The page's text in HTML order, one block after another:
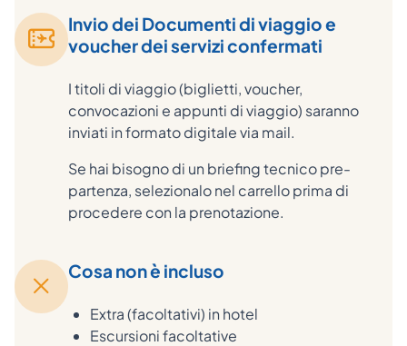
Invio dei Documenti di viaggio e
voucher dei servizi confermati
I titoli di viaggio (biglietti, voucher,
convocazioni e appunti di viaggio) saranno
inviati in formato digitale via mail.
Se hai bisogno di un briefing tecnico pre-
partenza, selezionalo nel carrello prima di
procedere con la prenotazione.
Cosa non è incluso
Extra (facoltativi) in hotel
Escursioni facoltative